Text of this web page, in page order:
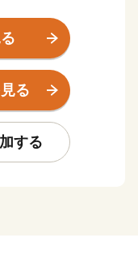
らの伏流水と肥沃
産されています。
挑戦。民間企業の
みは、第34回都市
土交通大臣賞を受
る
する